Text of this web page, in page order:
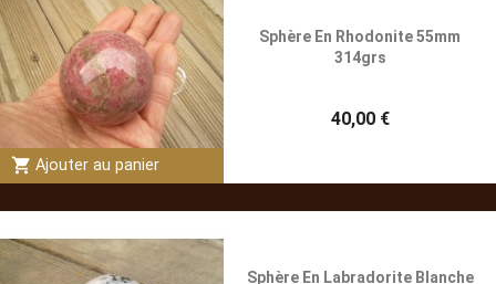
shopping_cart Ajouter au panier
Sphère En Rhodonite 55mm
314grs
40,00 €
Sphère En Labradorite Blanche